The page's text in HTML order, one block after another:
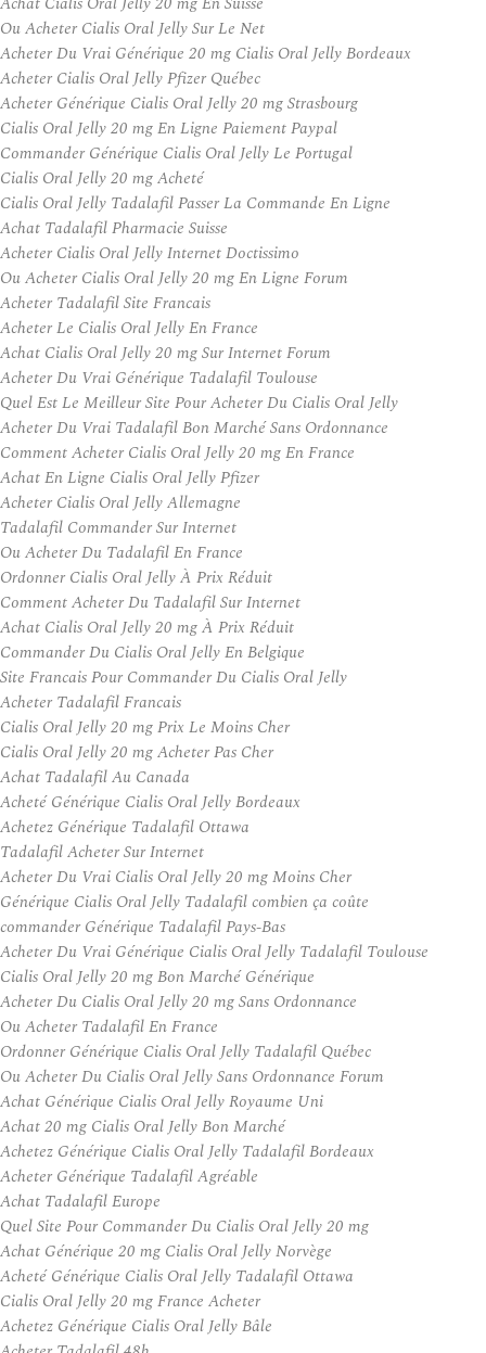
Ou Acheter Cialis Oral Jelly Sur Le Net
Acheter Du Vrai Générique 20 mg Cialis Oral Jelly Bordeaux
Acheter Cialis Oral Jelly Pfizer Québec
Acheter Générique Cialis Oral Jelly 20 mg Strasbourg
Cialis Oral Jelly 20 mg En Ligne Paiement Paypal
Commander Générique Cialis Oral Jelly Le Portugal
Cialis Oral Jelly 20 mg Acheté
Cialis Oral Jelly Tadalafil Passer La Commande En Ligne
Achat Tadalafil Pharmacie Suisse
Acheter Cialis Oral Jelly Internet Doctissimo
Ou Acheter Cialis Oral Jelly 20 mg En Ligne Forum
Acheter Tadalafil Site Francais
Acheter Le Cialis Oral Jelly En France
Achat Cialis Oral Jelly 20 mg Sur Internet Forum
Acheter Du Vrai Générique Tadalafil Toulouse
Quel Est Le Meilleur Site Pour Acheter Du Cialis Oral Jelly
Acheter Du Vrai Tadalafil Bon Marché Sans Ordonnance
Comment Acheter Cialis Oral Jelly 20 mg En France
Achat En Ligne Cialis Oral Jelly Pfizer
Acheter Cialis Oral Jelly Allemagne
Tadalafil Commander Sur Internet
Ou Acheter Du Tadalafil En France
Ordonner Cialis Oral Jelly À Prix Réduit
Comment Acheter Du Tadalafil Sur Internet
Achat Cialis Oral Jelly 20 mg À Prix Réduit
Commander Du Cialis Oral Jelly En Belgique
Site Francais Pour Commander Du Cialis Oral Jelly
Acheter Tadalafil Francais
Cialis Oral Jelly 20 mg Prix Le Moins Cher
Cialis Oral Jelly 20 mg Acheter Pas Cher
Achat Tadalafil Au Canada
Acheté Générique Cialis Oral Jelly Bordeaux
Achetez Générique Tadalafil Ottawa
Tadalafil Acheter Sur Internet
Acheter Du Vrai Cialis Oral Jelly 20 mg Moins Cher
Générique Cialis Oral Jelly Tadalafil combien ça coûte
commander Générique Tadalafil Pays-Bas
Acheter Du Vrai Générique Cialis Oral Jelly Tadalafil Toulouse
Cialis Oral Jelly 20 mg Bon Marché Générique
Acheter Du Cialis Oral Jelly 20 mg Sans Ordonnance
Ou Acheter Tadalafil En France
Ordonner Générique Cialis Oral Jelly Tadalafil Québec
Ou Acheter Du Cialis Oral Jelly Sans Ordonnance Forum
Achat Générique Cialis Oral Jelly Royaume Uni
Achat 20 mg Cialis Oral Jelly Bon Marché
Achetez Générique Cialis Oral Jelly Tadalafil Bordeaux
Acheter Générique Tadalafil Agréable
Achat Tadalafil Europe
Quel Site Pour Commander Du Cialis Oral Jelly 20 mg
Achat Générique 20 mg Cialis Oral Jelly Norvège
Acheté Générique Cialis Oral Jelly Tadalafil Ottawa
Cialis Oral Jelly 20 mg France Acheter
Achetez Générique Cialis Oral Jelly Bâle